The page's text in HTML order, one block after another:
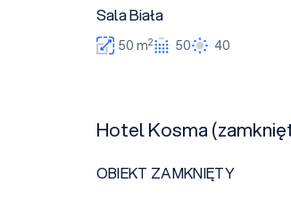
Sala Biała
50 m2 50 40
Hotel Kosma
OBIEKT ZAMKNIĘTY